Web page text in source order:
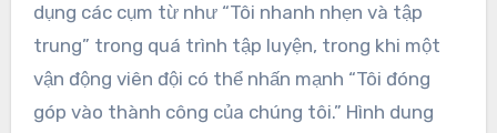
dụng các cụm từ như “Tôi nhanh nhẹn và tập
trung” trong quá trình tập luyện, trong khi một
vận động viên đội có thể nhấn mạnh “Tôi đóng
góp vào thành công của chúng tôi.” Hình dung